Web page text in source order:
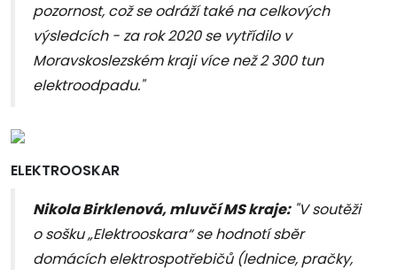
pozornost, což se odráží také na celkových
výsledcích - za rok 2020 se vytřídilo v
Moravskoslezském kraji více než 2 300 tun
elektroodpadu."
ELEKTROOSKAR
Nikola Birklenová, mluvčí MS kraje:"V soutěži
o sošku „Elektrooskara“ se hodnotí sběr
domácích elektrospotřebičů (lednice, pračky,